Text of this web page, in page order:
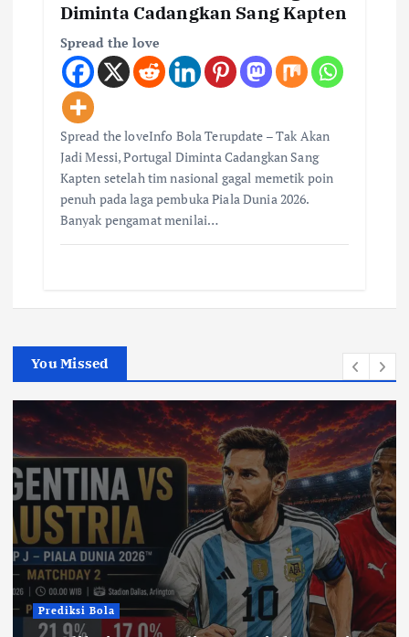
Diminta Cadangkan Sang Kapten
Spread the love
Spread the loveInfo Bola Terupdate – Tak Akan
Jadi Messi, Portugal Diminta Cadangkan Sang
Kapten setelah tim nasional gagal memetik poin
penuh pada laga pembuka Piala Dunia 2026.
Banyak pengamat menilai…
You Missed
Prediksi Bola